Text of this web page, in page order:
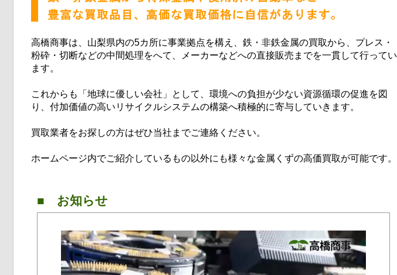
高橋商事は、山梨県内の5カ所に事業拠点を構え、鉄・非鉄金属の買取から、プレス・
粉砕・切断などの中間処理をへて、メーカーなどへの直接販売までを一貫して行ってい
ます。
これからも「地球に優しい会社」として、環境への負担が少ない資源循環の促進を図
り、付加価値の高いリサイクルシステムの構築へ積極的に寄与していきます。
買取業者をお探しの方はぜひ当社までご連絡ください。
ホームページ内でご紹介しているもの以外にも様々な金属くずの高価買取が可能です。
■ お知らせ